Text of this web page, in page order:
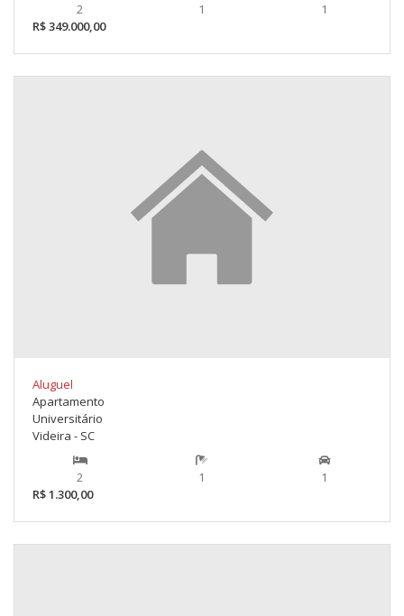
2 1
1
R$ 349.000,00
Aluguel
Apartamento
Universitário
Videira - SC
2 1
1
R$ 1.300,00